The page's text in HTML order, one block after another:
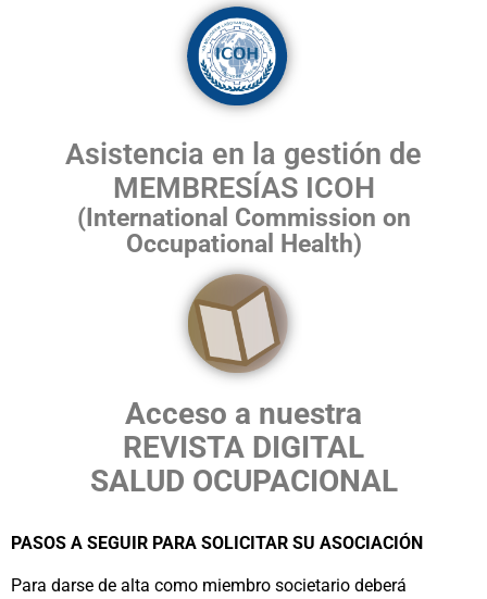
Asistencia en la gestión de
MEMBRESÍAS ICOH
(International Commission on
Occupational Health)
Acceso a nuestra
REVISTA DIGITAL
SALUD OCUPACIONAL
PASOS A SEGUIR PARA SOLICITAR SU ASOCIACIÓN
Para darse de alta como miembro societario deberá